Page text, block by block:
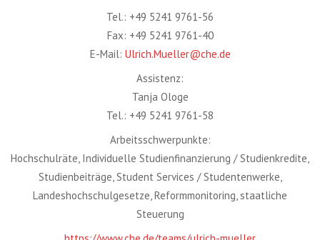
Tel.: +49 5241 9761-56
Fax: +49 5241 9761-40
E-Mail: Ulrich.Mueller@che.de
Assistenz:
Tanja Ologe
Tel.: +49 5241 9761-58
Arbeitsschwerpunkte:
Hochschulräte, Individuelle Studienfinanzierung / Studienkredite,
Studienbeiträge, Student Services / Studentenwerke,
Landeshochschulgesetze, Reformmonitoring, staatliche
Steuerung